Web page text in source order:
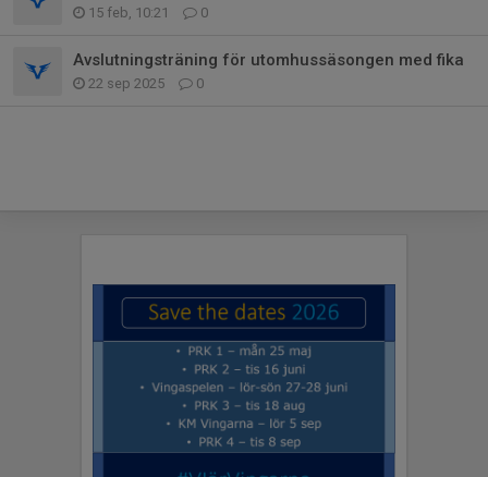
15 feb, 10:21 0
Avslutningsträning för utomhussäsongen med fika
22 sep 2025 0